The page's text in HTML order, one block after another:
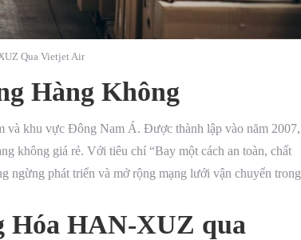
Qua Vietjet Air
Hàng Không
và khu vực Đông Nam Á. Được thành lập vào năm 2007,
không giá rẻ. Với tiêu chí “Bay một cách an toàn, chất
ngừng phát triển và mở rộng mạng lưới vận chuyển trong
Hóa HAN-XUZ qua